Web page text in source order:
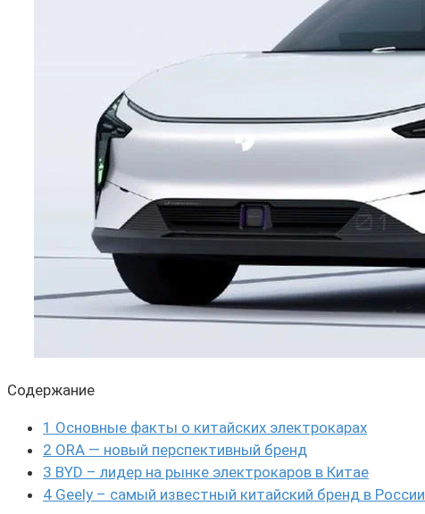
Содержание
1 Основные факты о китайских электрокарах
2 ORA — новый перспективный бренд
3 BYD – лидер на рынке электрокаров в Китае
4 Geely – самый известный китайский бренд в России